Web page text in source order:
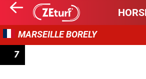
MARSEILLE BORELY
7